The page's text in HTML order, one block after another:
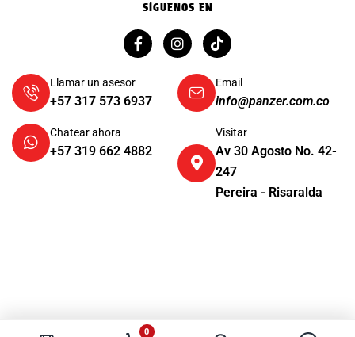
0
SÍGUENOS EN
Llamar un asesor
+57 317 573 6937
Chatear ahora
+57 319 662 4882
Email
info@panzer.com.co
Visitar
Av 30 Agosto No. 42-
247
Pereira - Risaralda